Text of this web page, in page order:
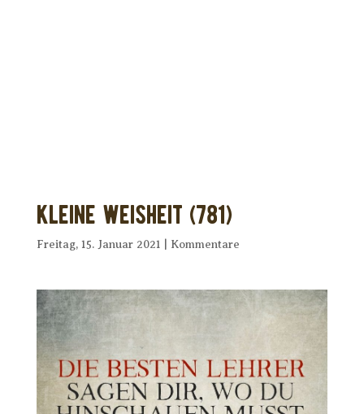
Kleine Weisheit (781)
Freitag, 15. Januar 2021 Kommentare